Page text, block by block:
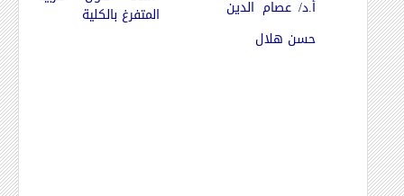
أ.د/ عصام الدين
حسن هلال
المتفرغ بالكلية